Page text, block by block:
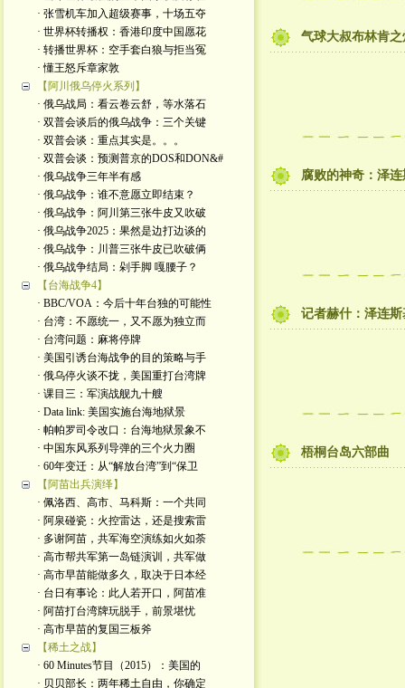
· 张雪机车加入超级赛事，十场五夺
· 世界杯转播权：香港印度中国愿花
· 转播世界杯：空手套白狼与拒当冤
· 懂王怒斥章家敦
【阿川俄乌停火系列】
· 俄乌战局：看云卷云舒，等水落石
· 双普会谈后的俄乌战争：三个关键
· 双普会谈：重点其实是。。。
· 双普会谈：预测普京的DOS和DON&#
· 俄乌战争三年半有感
· 俄乌战争：谁不意愿立即结束？
· 俄乌战争：阿川第三张牛皮又吹破
· 俄乌战争2025：果然是边打边谈的
· 俄乌战争：川普三张牛皮已吹破俩
· 俄乌战争结局：剁手脚 嘎腰子？
【台海战争4】
· BBC/VOA：今后十年台独的可能性
· 台湾：不愿统一，又不愿为独立而
· 台湾问题：麻将停牌
· 美国引诱台海战争的目的策略与手
· 俄乌停火谈不拢，美国重打台湾牌
· 课目三：军演战舰九十艘
· Data link: 美国实施台海地狱景
· 帕帕罗司令改口：台海地狱景象不
· 中国东风系列导弹的三个火力圈
· 60年变迁：从“解放台湾”到“保卫
【阿苗出兵演绎】
· 佩洛西、高市、马科斯：一个共同
· 阿泉碰瓷：火控雷达，还是搜索雷
· 多谢阿苗，共军海空演练如火如荼
· 高市帮共军第一岛链演训，共军做
· 高市早苗能做多久，取决于日本经
· 台日有事论：此人若开口，阿苗准
· 阿苗打台湾牌玩脱手，前景堪忧
· 高市早苗的复国三板斧
【稀土之战】
· 60 Minutes节目（2015）：美国的
· 贝贝部长：两年稀土自由，你确定
气球大叔布林肯之
腐败的神奇：泽
记者赫什：泽连
梧桐台岛六部曲